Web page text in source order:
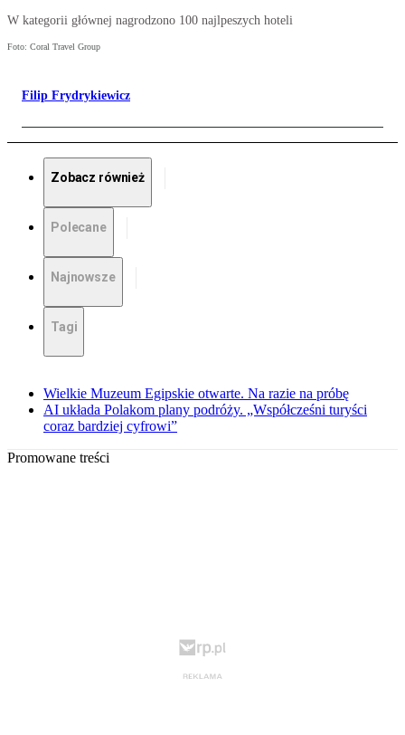
W kategorii głównej nagrodzono 100 najlpeszych hoteli
Foto: Coral Travel Group
Filip Frydrykiewicz
Zobacz również
Polecane
Najnowsze
Tagi
Wielkie Muzeum Egipskie otwarte. Na razie na próbę
AI układa Polakom plany podróży. „Współcześni turyści
coraz bardziej cyfrowi”
Promowane treści